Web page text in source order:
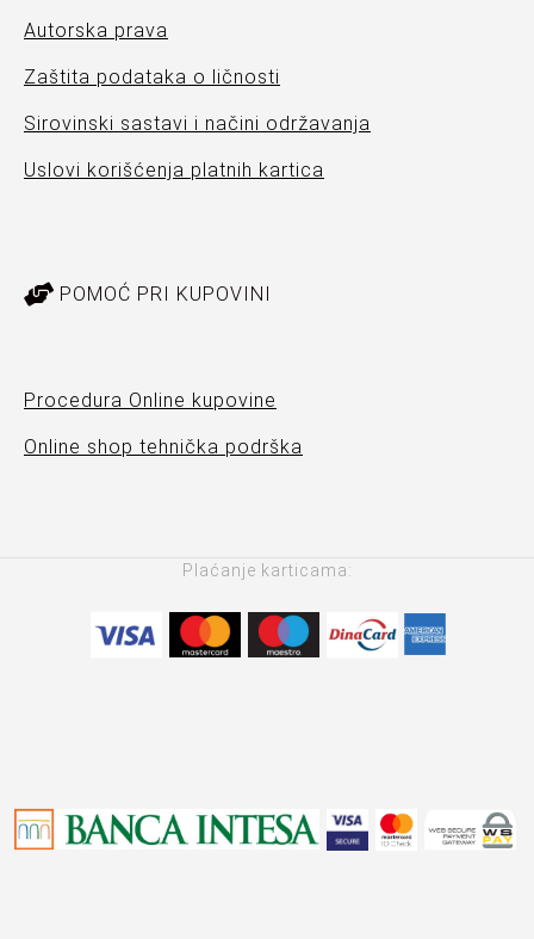
Autorska prava
Zaštita podataka o ličnosti
Sirovinski sastavi i načini održavanja
Uslovi korišćenja platnih kartica
POMOĆ PRI KUPOVINI
Procedura Online kupovine
Online shop tehnička podrška
Plaćanje karticama: